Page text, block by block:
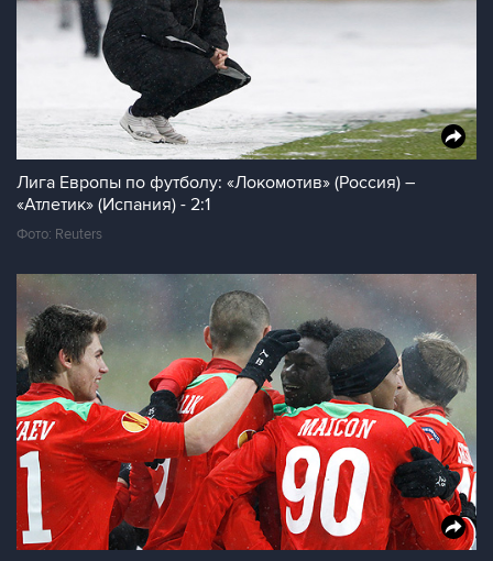
Лига Европы по футболу: «Локомотив» (Россия) –
«Атлетик» (Испания) - 2:1
Фото: Reuters